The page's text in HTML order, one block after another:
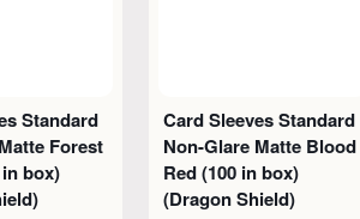
Standard
Forest
box)
Card Sleeves Standard
Non-Glare Matte Blood
Red (100 in box)
(Dragon Shield)